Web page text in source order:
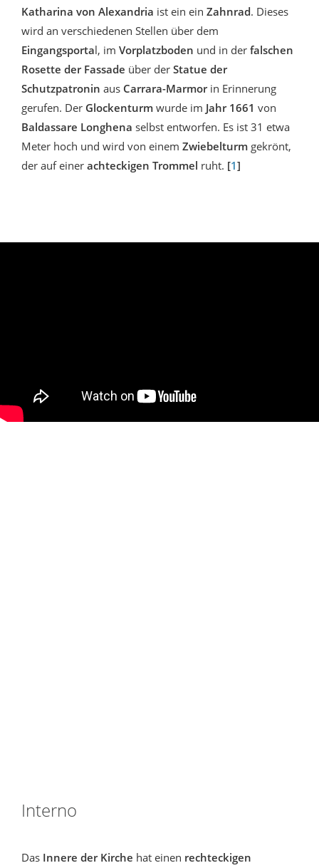
Katharina von Alexandria ist ein ein Zahnrad. Dieses
wird an verschiedenen Stellen über dem
Eingangsportal, im Vorplatzboden und in der falschen
Rosette der Fassade über der Statue der
Schutzpatronin aus Carrara-Marmorin Erinnerung
gerufen. Der Glockenturm wurde im Jahr 1661 von
Baldassare Longhena selbst entworfen. Es ist 31 etwa
Meter hoch und wird von einem Zwiebelturm gekrönt,
der auf einer achteckigen Trommel ruht. [1]
Interno
Das Innere der Kirche hat einen rechteckigen